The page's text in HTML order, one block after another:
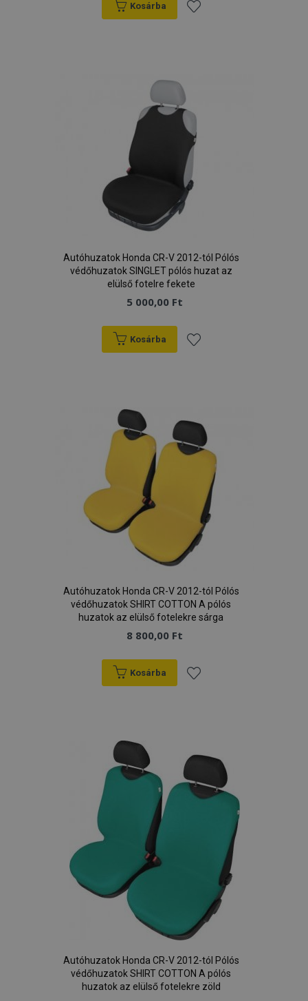
Kosárba
kívánságlistához
Autóhuzatok Honda CR-V 2012-tól Pólós
védőhuzatok SINGLET pólós huzat az
elülső fotelre fekete
5 000,00 Ft
Kosárba
kívánságlistához
Autóhuzatok Honda CR-V 2012-tól Pólós
védőhuzatok SHIRT COTTON A pólós
huzatok az elülső fotelekre sárga
8 800,00 Ft
Kosárba
kívánságlistához
Autóhuzatok Honda CR-V 2012-tól Pólós
védőhuzatok SHIRT COTTON A pólós
huzatok az elülső fotelekre zöld